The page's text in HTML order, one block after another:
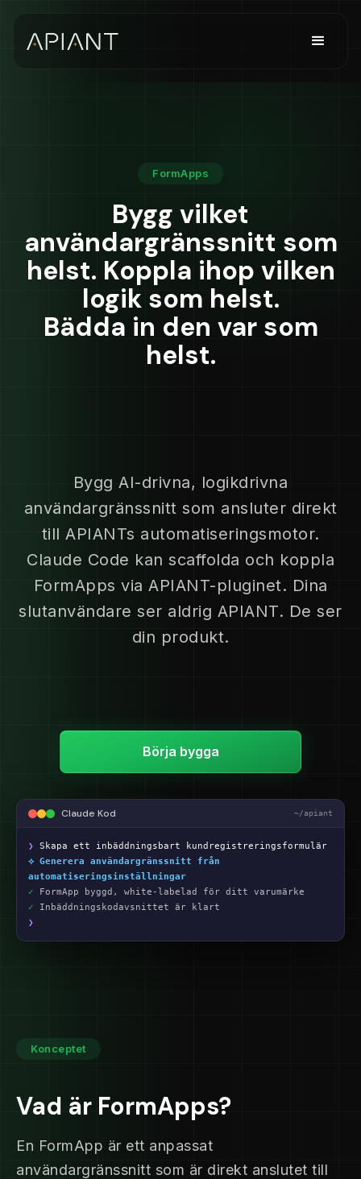
FormApps
Bygg vilket
användargränssnitt som
helst. Koppla ihop vilken
logik som helst.
Bädda in den var som
helst.
Bygg AI-drivna, logikdrivna
användargränssnitt som ansluter direkt
till APIANTs automatiseringsmotor.
Claude Code kan scaffolda och koppla
FormApps via APIANT-pluginet. Dina
slutanvändare ser aldrig APIANT. De ser
din produkt.
Börja bygga
Claude Kod ~/apiant
❯
Skapa ett inbäddningsbart kundregistreringsformulär
⟡ Generera användargränssnitt från
automatiseringsinställningar
✓ FormApp byggd, white-labelad för ditt varumärke
✓ Inbäddningskodavsnittet är klart
❯
Konceptet
Vad är FormApps?
En FormApp är ett anpassat
användargränssnitt som är direkt anslutet till